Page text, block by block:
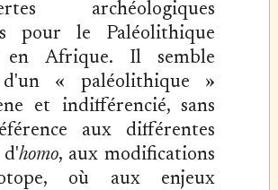
archéologiques
pour le Paléolithique
en Afrique. Il semble
« paléolithique »
et indifférencié, sans
aux différentes
d'homo, aux modifications
où aux enjeux